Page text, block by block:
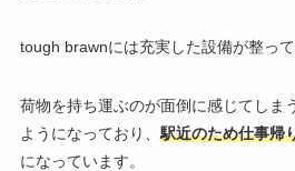
tough brawnには充実した設備が整って
荷物を持ち運ぶのが面倒に感じてしま
ようになっており、 駅近のため仕事帰
になっています。